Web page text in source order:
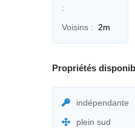
:
Voisins : 2m
Propriétés
indépendante
plein sud